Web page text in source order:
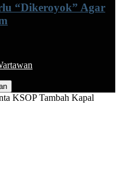
“Dikeroyok” Agar
KSOP Tambah Kapal